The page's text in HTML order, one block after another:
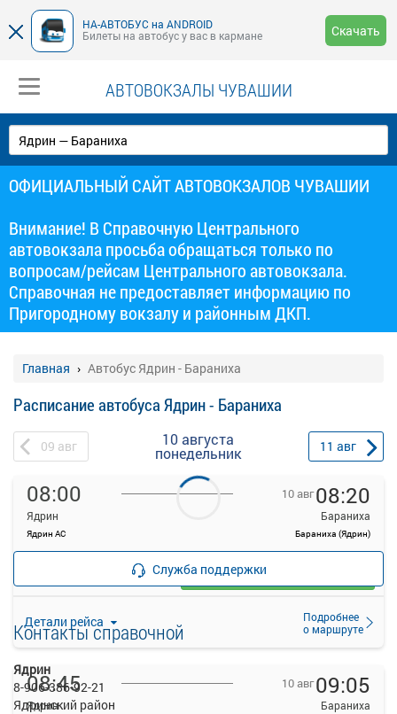
НА-АВТОБУС на ANDROID
Билеты на автобус у вас в кармане
Скачать
АВТОВОКЗАЛЫ ЧУВАШИИ
ОФИЦИАЛЬНЫЙ САЙТ АВТОВОКЗАЛОВ ЧУВАШИИ
Внимание! В Справочную Центрального
автовокзала просьба обращаться только по
вопросам/рейсам Центрального автовокзала.
Справочная не предоставляет информацию по
Пригородному вокзалу и районным ДКП.
Главная Автобус Ядрин - Бараниха
Расписание автобуса Ядрин - Бараниха
09 авг 10 августа
понедельник 11 авг
08:00
Ядрин
Ядрин АС
10 авг08:20
Бараниха
Бараниха (Ядрин)
Детали рейса
Подробнее
о маршруте
—
Загрузить цену
08:45
Ядрин
10 авг09:05
Бараниха
Служба поддержки
Контакты справочной
Ядрин
8-906-386-92-21
Ядринский район